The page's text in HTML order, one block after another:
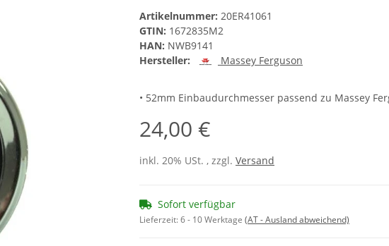
Artikelnummer: 20ER41061
GTIN: 1672835M2
HAN: NWB9141
Hersteller:
Massey Ferguson
• 52mm Einbaudurchmesser passend zu Massey
24,00 €
inkl. 20% USt. , zzgl. Versand
Sofort verfügbar
Lieferzeit:6 - 10 Werktage (AT - Ausland abweichend)